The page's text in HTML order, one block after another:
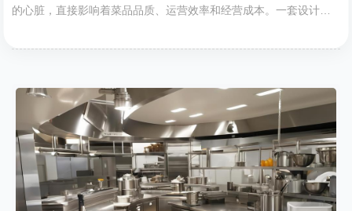
的心脏，直接影响着菜品品质、运营效率和经营成本。一套设计科